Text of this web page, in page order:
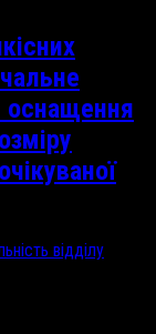
оснащення
відділу